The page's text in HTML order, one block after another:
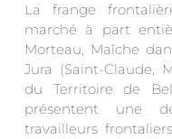
La frange
marché à part
Morteau, Maîche
Jura (Saint-Claude,
du Territoire de
présentent une
travailleurs